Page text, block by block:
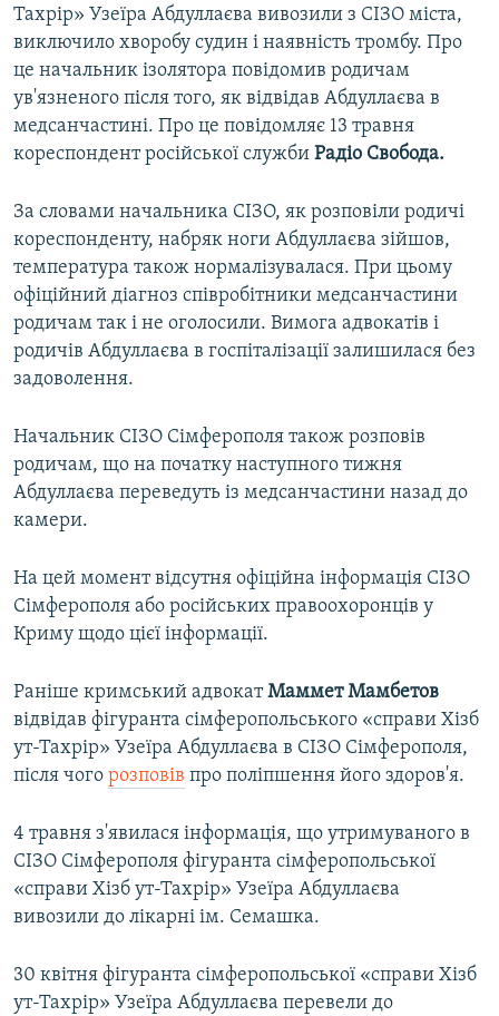
Усі сайти RFE/RL
Тахрір» Узеїра Абдуллаєва вивозили з СІЗО міста,
виключило хворобу судин і наявність тромбу. Про
це начальник ізолятора повідомив родичам
ув'язненого після того, як відвідав Абдуллаєва в
медсанчастині. Про це повідомляє 13 травня
кореспондент російської служби Радіо Свобода.
За словами начальника СІЗО, як розповіли родичі
кореспонденту, набряк ноги Абдуллаєва зійшов,
температура також нормалізувалася. При цьому
офіційний діагноз співробітники медсанчастини
родичам так і не оголосили. Вимога адвокатів і
родичів Абдуллаєва в госпіталізації залишилася без
задоволення.
Начальник СІЗО Сімферополя також розповів
родичам, що на початку наступного тижня
Абдуллаєва переведуть із медсанчастини назад до
камери.
На цей момент відсутня офіційна інформація СІЗО
Сімферополя або російських правоохоронців у
Криму щодо цієї інформації.
Раніше кримський адвокатМаммет Мамбетов
відвідав фігуранта сімферопольського «справи Хізб
ут-Тахрір» Узеїра Абдуллаєва в СІЗО Сімферополя,
після чого розповів про поліпшення його здоров'я.
4 травня з'явилася інформація, що утримуваного в
СІЗО Сімферополя фігуранта сімферопольської
«справи Хізб ут-Тахрір» Узеїра Абдуллаєва
вивозили до лікарні ім. Семашка.
30 квітня фігуранта сімферопольської «справи Хізб
ут-Тахрір» Узеїра Абдуллаєва перевели до